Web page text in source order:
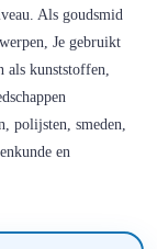
Als goudsmid
Je gebruikt
als kunststoffen,
polijsten, smeden,
en